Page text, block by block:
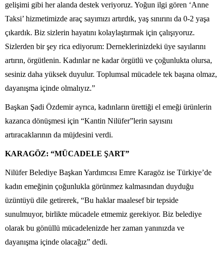
gelişimi gibi her alanda destek veriyoruz. Yoğun ilgi gören ‘Anne
Taksi’ hizmetimizde araç sayımızı artırdık, yaş sınırını da 0-2 yaşa
çıkardık. Biz sizlerin hayatını kolaylaştırmak için çalışıyoruz.
Sizlerden bir şey rica ediyorum: Derneklerinizdeki üye sayılarını
artırın, örgütlenin. Kadınlar ne kadar örgütlü ve çoğunlukta olursa,
sesiniz daha yüksek duyulur. Toplumsal mücadele tek başına olmaz,
dayanışma içinde olmalıyız.”
Başkan Şadi Özdemir ayrıca, kadınların ürettiği el emeği ürünlerin
kazanca dönüşmesi için “Kantin Nilüfer”lerin sayısını
artıracaklarının da müjdesini verdi.
KARAGÖZ: “MÜCADELE ŞART”
Nilüfer Belediye Başkan Yardımcısı Emre Karagöz ise Türkiye’de
kadın emeğinin çoğunlukla görünmez kalmasından duyduğu
üzüntüyü dile getirerek, “Bu haklar maalesef bir tepside
sunulmuyor, birlikte mücadele etmemiz gerekiyor. Biz belediye
olarak bu gönüllü mücadelenizde her zaman yanınızda ve
dayanışma içinde olacağız” dedi.